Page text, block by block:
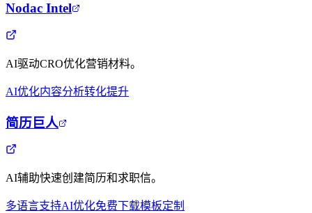
Nodac Intel
AI驱动CRO优化营销材料。
AI优化内容分析转化提升
简历巨人
AI辅助快速创建简历和求职信。
多语言支持AI优化免费下载模板定制